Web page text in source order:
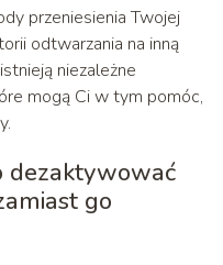
przeniesienia Twojej
odtwarzania na inną
niezależne
mogą Ci w tym pomóc,
dezaktywować
go